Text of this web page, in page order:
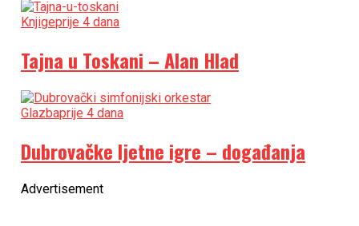
Knjigeprije 4 dana
Tajna u Toskani – Alan Hlad
Glazbaprije 4 dana
Dubrovačke ljetne igre – događanja
Advertisement